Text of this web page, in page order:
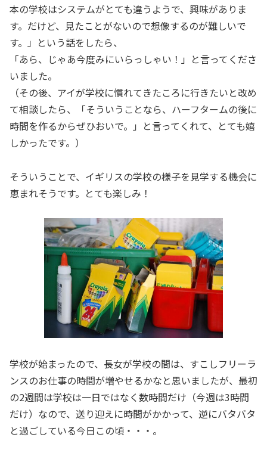
本の学校はシステムがとても違うようで、興味がありま
す。だけど、見たことがないので想像するのが難しいで
す。」という話をしたら、
「あら、じゃあ今度みにいらっしゃい！」と言ってくださ
いました。
（その後、アイが学校に慣れてきたころに行きたいと改め
て相談したら、「そういうことなら、ハーフタームの後に
時間を作るからぜひおいで。」と言ってくれて、とても嬉
しかったです。）
そういうことで、イギリスの学校の様子を見学する機会に
恵まれそうです。とても楽しみ！
学校が始まったので、長女が学校の間は、すこしフリーラ
ンスのお仕事の時間が増やせるかなと思いましたが、最初
の2週間は学校は一日ではなく数時間だけ（今週は3時間
だけ）なので、送り迎えに時間がかかって、逆にバタバタ
と過ごしている今日この頃・・・。